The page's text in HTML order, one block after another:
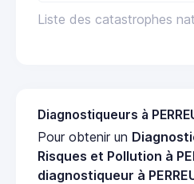
Liste des catastrophes
Diagnostiqueurs à
Pour obtenir un
Risques et Pollution à
diagnostiqueur à